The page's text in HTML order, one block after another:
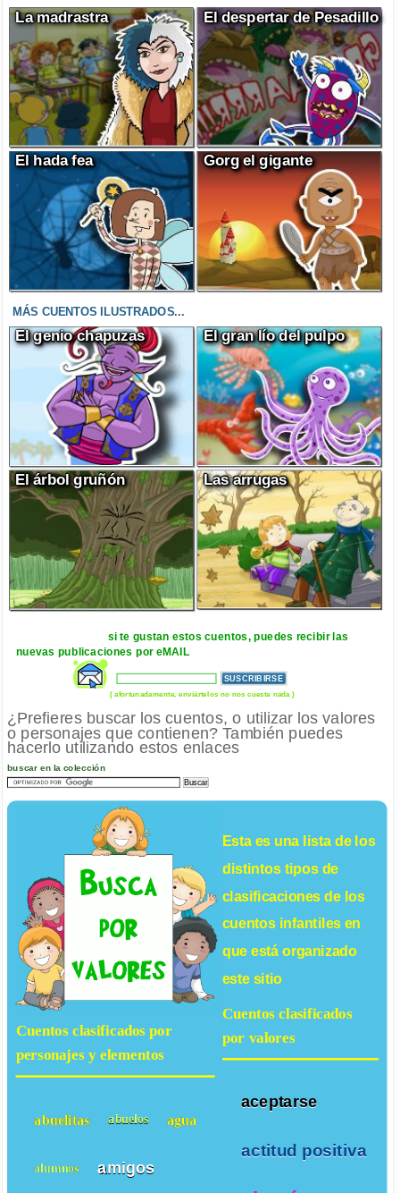
La madrastra El despertar de Pesadillo
El hada fea Gorg el gigante
MÁS CUENTOS ILUSTRADOS...
El genio chapuzas El gran lío del pulpo
El árbol gruñón Las arrugas
si te gustan estos cuentos, puedes recibir las
nuevas publicaciones por eMAIL
( afortunadamente, enviártelos no nos cuesta nada )
¿Prefieres buscar los cuentos, o utilizar los valores
o personajes que contienen? También puedes
hacerlo utilizando estos enlaces
buscar en la colección
Esta es una lista de los
distintos tipos de
clasificaciones de los
cuentos infantilesen
que está organizado
este sitio
Cuentos clasificados
por valores
aceptarse
actitud positiva
Cuentos clasificados por
personajes y elementos
abuelitas abuelos agua
alumnos amigos